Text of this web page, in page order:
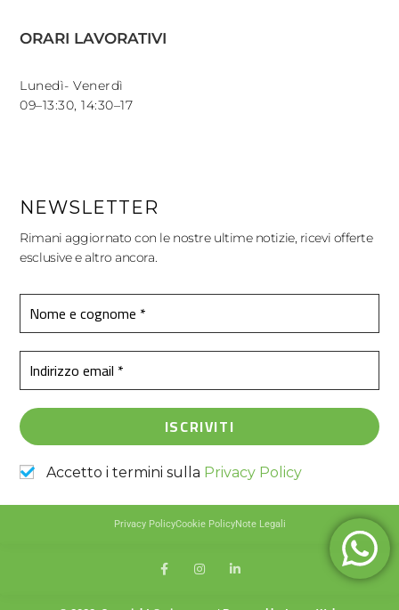
ORARI LAVORATIVI
Lunedì- Venerdì
09–13:30, 14:30–17
NEWSLETTER
Rimani aggiornato con le nostre ultime notizie, ricevi offerte
esclusive e altro ancora.
Accetto i termini sulla Privacy Policy
Privacy PolicyCookie PolicyNote Legali